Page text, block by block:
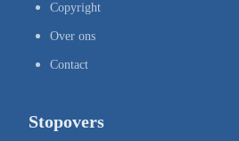
Copyright
Over ons
Contact
Stopovers